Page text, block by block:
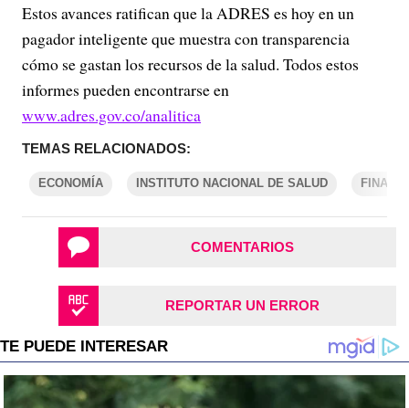
Estos avances ratifican que la ADRES es hoy en un
pagador inteligente que muestra con transparencia
cómo se gastan los recursos de la salud. Todos estos
informes pueden encontrarse en
www.adres.gov.co/analitica
TEMAS RELACIONADOS:
ECONOMÍA INSTITUTO NACIONAL DE SALUD
COMENTARIOS
REPORTAR UN ERROR